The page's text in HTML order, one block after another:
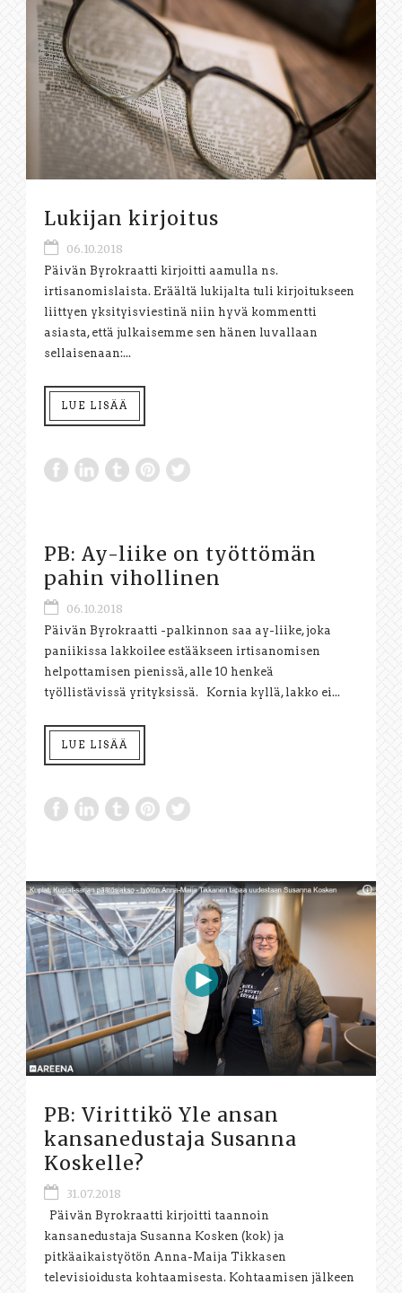
Lukijan kirjoitus
06.10.2018
Päivän Byrokraatti kirjoitti aamulla ns.
irtisanomislaista. Eräältä lukijalta tuli kirjoitukseen
liittyen yksityisviestinä niin hyvä kommentti
asiasta, että julkaisemme sen hänen luvallaan
sellaisenaan:...
LUE LISÄÄ
PB: Ay-liike on työttömän
pahin vihollinen
06.10.2018
Päivän Byrokraatti -palkinnon saa ay-liike, joka
paniikissa lakkoilee estääkseen irtisanomisen
helpottamisen pienissä, alle 10 henkeä
työllistävissä yrityksissä. Kornia kyllä, lakko ei...
LUE LISÄÄ
PB: Virittikö Yle ansan
kansanedustaja Susanna
Koskelle?
31.07.2018
Päivän Byrokraatti kirjoitti taannoin
kansanedustaja Susanna Kosken (kok) ja
pitkäaikaistyötön Anna-Maija Tikkasen
televisioidusta kohtaamisesta. Kohtaamisen jälkeen